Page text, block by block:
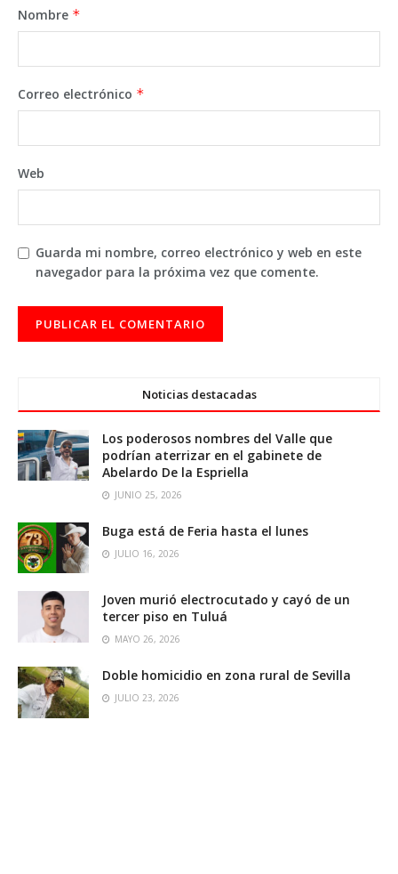
Nombre *
Correo electrónico *
Web
Guarda mi nombre, correo electrónico y web en este
navegador para la próxima vez que comente.
Noticias destacadas
Los poderosos nombres del Valle que
podrían aterrizar en el gabinete de
Abelardo De la Espriella
JUNIO 25, 2026
Buga está de Feria hasta el lunes
JULIO 16, 2026
Joven murió electrocutado y cayó de un
tercer piso en Tuluá
MAYO 26, 2026
Doble homicidio en zona rural de Sevilla
JULIO 23, 2026